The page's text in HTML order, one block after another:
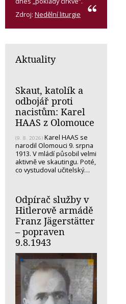
Zdroj: Nedělní liturgie
Aktuality
Skaut, katolík a
odbojář proti
nacistům: Karel
HAAS z Olomouce
(9. 8. 2026) Karel HAAS se
narodil Olomouci 9. srpna
1913. V mládí působil velmi
aktivně ve skautingu. Poté,
co vystudoval učitelský…
Odpírač služby v
Hitlerově armádě
Franz Jägerstätter
– popraven
9.8.1943